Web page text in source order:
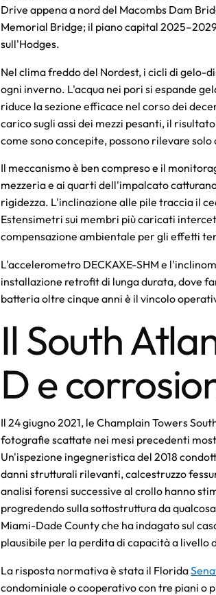
Drive appena a nord del Macombs Dam
Memorial Bridge; il piano capital
sull'Hodges.
Nel clima freddo del Nordest, i cicli di gelo-
ogni inverno. L'acqua nei pori si espande
riduce la sezione efficace nel corso dei
carico sugli assi dei mezzi pesanti, il
come sono concepite, possono rilevare
Il meccanismo è ben compreso e il
mezzeria e ai quarti dell'impalcato
rigidezza. L'inclinazione alle pile traccia il
Estensimetri sui membri più caricati
compensazione ambientale per gli effetti
L'accelerometro DECKAXE-SHM e
installazione retrofit di lunga durata, dove
batteria oltre cinque anni è il vincolo
Il South
D e
Il 24 giugno 2021, le Champlain Towers
fotografie scattate nei mesi precedenti
Un'ispezione ingegneristica del 2018
danni strutturali rilevanti, calcestruzzo
analisi forensi successive al crollo hanno
progredendo sulla sottostruttura da
Miami-Dade County che ha indagato sul
plausibile per la perdita di capacità a livello
La risposta normativa è stata il Florida
condominiale o cooperativo con tre piani o